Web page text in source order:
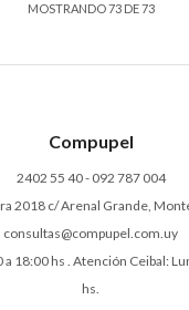
MOSTRANDO73DE73
Compupel
2402 55 40 - 092 787 004
2018 c/ Arenal Grande,
consultas@compupel.com.uy
18:00 hs . Atención Ceibal:
hs.